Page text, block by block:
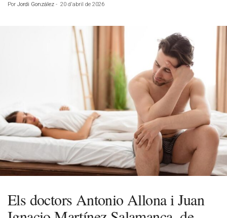
Por Jordi González - 20 d'abril de 2026
Els doctors Antonio Allona i Juan